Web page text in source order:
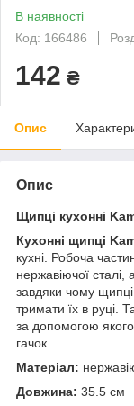
В наявності
Код: 166486
142 ₴
Опис
Опис
Щипці кухонні
Кухонні щипці
кухні. Робоча
нержавіючої сталі,
завдяки чому
тримати їх в руці.
за допомогою
гачок.
Матеріал:
Довжина: 35.5 см